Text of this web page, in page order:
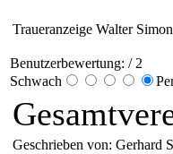
Traueranzeige Walter Simon
Benutzerbewertung: / 2
Schwach
Geschrieben von: Gerhard